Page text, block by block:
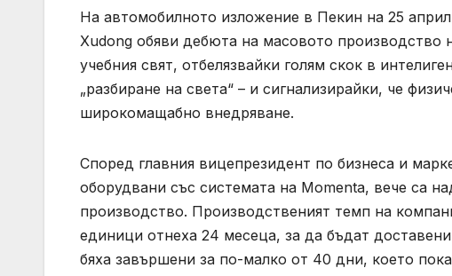
На автомобилното изложение в Пекин на 25
Xudong обяви дебюта на масовото производство
учебния свят, отбелязвайки голям скок в
„разбиране на света“ – и сигнализирайки, че
широкомащабно внедряване.
Според главния вицепрезидент по бизнеса и
оборудвани със системата на Momenta, вече са
производство. Производственият темп на
единици отнеха 24 месеца, за да бъдат
бяха завършени за по-малко от 40 дни, което